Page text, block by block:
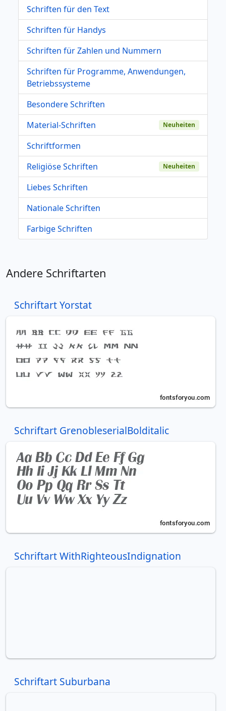
Schriften für den Text
Schriften für Handys
Schriften für Zahlen und Nummern
Schriften für Programme, Anwendungen,
Betriebssysteme
Besondere Schriften
Material-Schriften
Neuheiten
Schriftformen
Religiöse Schriften
Neuheiten
Liebes Schriften
Nationale Schriften
Farbige Schriften
Andere Schriftarten
Schriftart Yorstat
Schriftart GrenobleserialBolditalic
Schriftart WithRighteousIndignation
Schriftart Suburbana